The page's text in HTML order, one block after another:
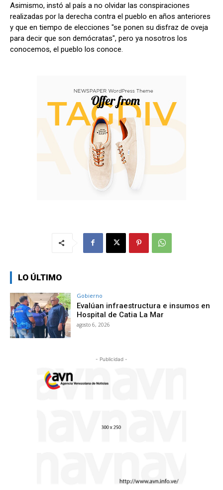
Asimismo, instó al país a no olvidar las conspiraciones
realizadas por la derecha contra el pueblo en años anteriores
y que en tiempo de elecciones "se ponen su disfraz de oveja
para decir que son demócratas", pero ya nosotros los
conocemos, el pueblo los conoce.
LO ÚLTIMO
Gobierno
Evalúan infraestructura e insumos en
Hospital de Catia La Mar
agosto 6, 2026
- Publicidad -